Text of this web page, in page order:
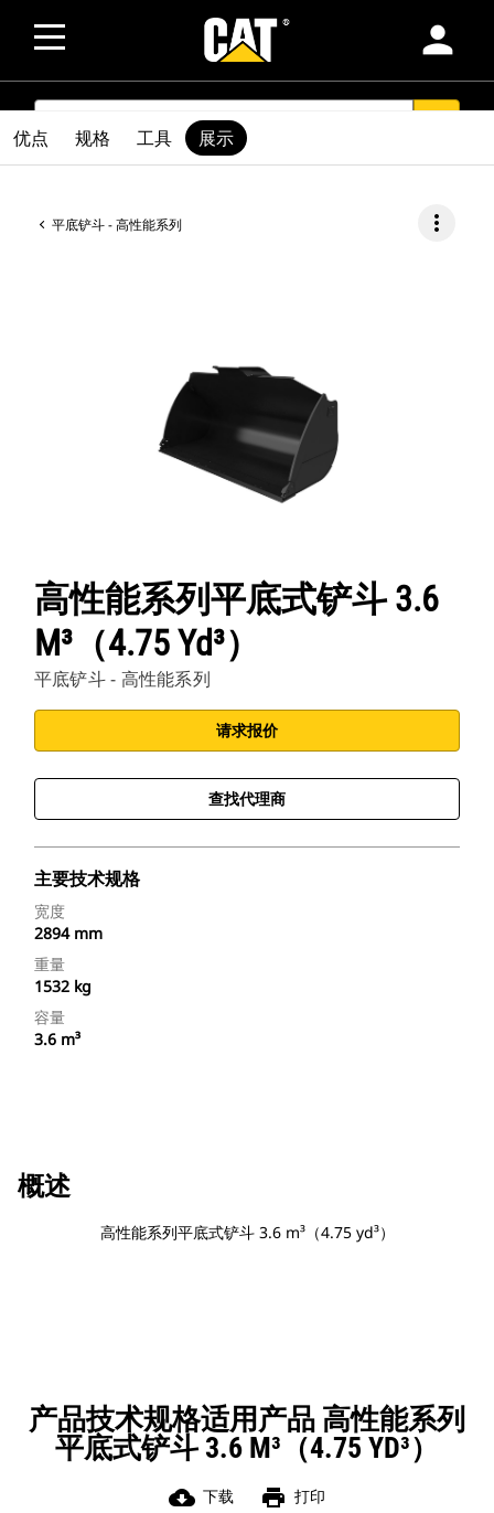
person
SEARCH
平底铲斗 - 高性能系列 more_vert
高性能系列平底式铲斗 3.6
M³（4.75 Yd³）
平底铲斗 - 高性能系列
请求报价
查找代理商
主要技术规格
宽度
2894 mm
重量
1532 kg
容量
3.6 m³
优点 规格 工具 展示
概述
高性能系列平底式铲斗 3.6 m³（4.75 yd³）
产品技术规格适用产品 高性能系列
平底式铲斗 3.6 M³（4.75 YD³）
cloud_download 下载 print 打印